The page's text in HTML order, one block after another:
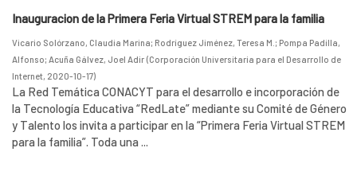
Inauguracion de la Primera Feria Virtual STREM para la familia
Vicario Solórzano, Claudia Marina; Rodríguez Jiménez, Teresa M. ; Pompa Padilla,
Alfonso; Acuña Gálvez, Joel Adir (Corporación Universitaria para el Desarrollo de
Internet, 2020-10-17)
La Red Temática CONACYT para el desarrollo e incorporación de
la Tecnología Educativa “RedLate” mediante su Comité de Género
y Talento los invita a participar en la “Primera Feria Virtual STREM
para la familia”. Toda una ...